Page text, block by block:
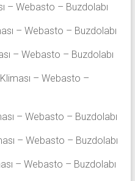
– Webasto – Buzdolabı
– Webasto – Buzdolabı
– Webasto – Buzdolabı
– Webasto –
– Webasto – Buzdolabı
– Webasto – Buzdolabı
– Webasto – Buzdolabı